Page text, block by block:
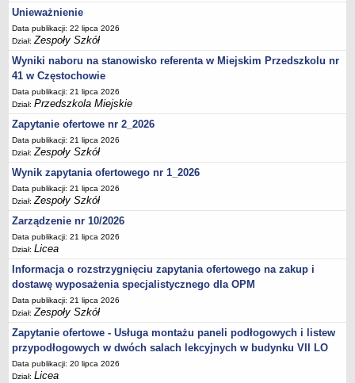
Unieważnienie
Data publikacji: 22 lipca 2026
Dział:Zespoły Szkół
Wyniki naboru na stanowisko referenta w Miejskim Przedszkolu nr
41 w Częstochowie
Data publikacji: 21 lipca 2026
Dział:Przedszkola Miejskie
Zapytanie ofertowe nr 2_2026
Data publikacji: 21 lipca 2026
Dział:Zespoły Szkół
Wynik zapytania ofertowego nr 1_2026
Data publikacji: 21 lipca 2026
Dział:Zespoły Szkół
Zarządzenie nr 10/2026
Data publikacji: 21 lipca 2026
Dział:Licea
Informacja o rozstrzygnięciu zapytania ofertowego na zakup i
dostawę wyposażenia specjalistycznego dla OPM
Data publikacji: 21 lipca 2026
Dział:Zespoły Szkół
Zapytanie ofertowe - Usługa montażu paneli podłogowych i listew
przypodłogowych w dwóch salach lekcyjnych w budynku VII LO
Data publikacji: 20 lipca 2026
Dział:Licea